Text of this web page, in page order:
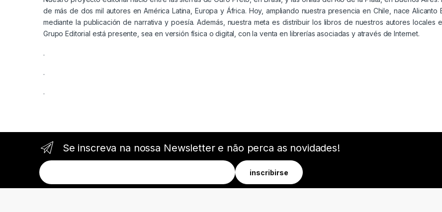
de más de dos mil autores en América Latina, Europa y África. Hoy, ampliando nuestra presencia en Chile, nace
mediante la publicación de narrativa y poesía. Además, nuestra meta es distribuir los libros de nuestros autores
Grupo Editorial está presente, sea en versión física o digital, con la venta en librerías asociadas y através de Internet.
.
.
.
Se inscreva na nossa Newsletter e não perca as novidades!